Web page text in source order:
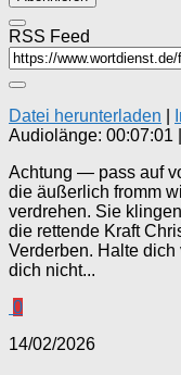
RSS Feed
Datei herunterladen
Audiolänge: 00:07:01
Achtung — pass auf
die äußerlich fromm
verdrehen. Sie
die rettende Kraft
Verderben. Halte
dich nicht...
0
14/02/2026